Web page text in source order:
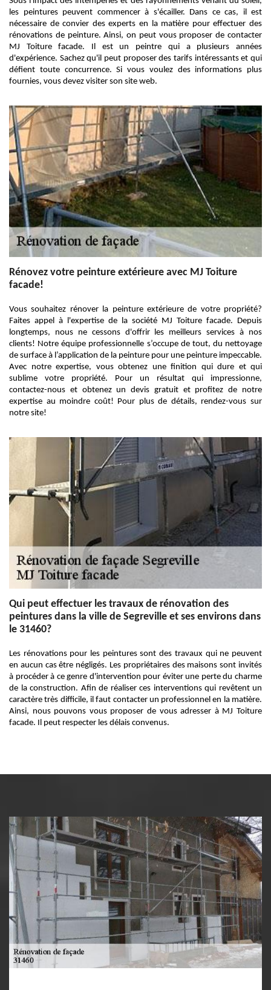
les peintures peuvent commencer à s'écailler. Dans ce cas, il est
nécessaire de convier des experts en la matière pour effectuer des
rénovations de peinture. Ainsi, on peut vous proposer de contacter
MJ Toiture facade. Il est un peintre qui a plusieurs années
d'expérience. Sachez qu'il peut proposer des tarifs intéressants et qui
défient toute concurrence. Si vous voulez des informations plus
fournies, vous devez visiter son site web.
Rénovez votre peinture extérieure avec MJ Toiture
facade!
Vous souhaitez rénover la peinture extérieure de votre propriété?
Faites appel à l'expertise de la société MJ Toiture facade. Depuis
longtemps, nous ne cessons d'offrir les meilleurs services à nos
clients! Notre équipe professionnelle s’occupe de tout, du nettoyage
de surface à l’application de la peinture pour une peinture impeccable.
Avec notre expertise, vous obtenez une finition qui dure et qui
sublime votre propriété. Pour un résultat qui impressionne,
contactez-nous et obtenez un devis gratuit et profitez de notre
expertise au moindre coût! Pour plus de détails, rendez-vous sur
notre site!
Qui peut effectuer les travaux de rénovation des
peintures dans la ville de Segreville et ses environs dans
le 31460?
Les rénovations pour les peintures sont des travaux qui ne peuvent
en aucun cas être négligés. Les propriétaires des maisons sont invités
à procéder à ce genre d'intervention pour éviter une perte du charme
de la construction. Afin de réaliser ces interventions qui revêtent un
caractère très difficile, il faut contacter un professionnel en la matière.
Ainsi, nous pouvons vous proposer de vous adresser à MJ Toiture
facade. Il peut respecter les délais convenus.